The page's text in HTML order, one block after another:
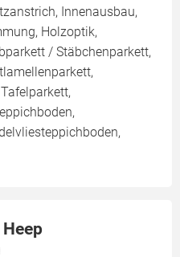
Innenausbau,
Holzoptik,
/ Stäbchenparkett,